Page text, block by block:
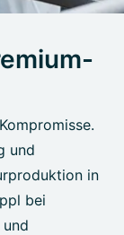
und
in
bei